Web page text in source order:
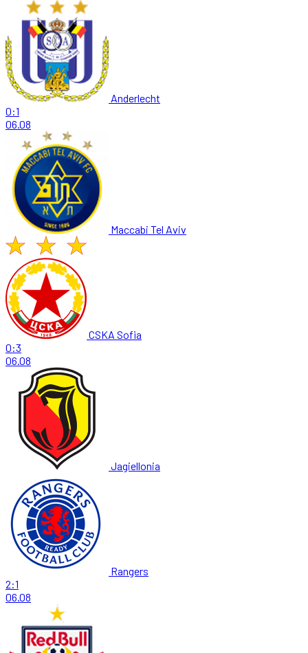
Anderlecht
0:1
06.08
Maccabi Tel Aviv
CSKA Sofia
0:3
06.08
Jagiellonia
Rangers
2:1
06.08